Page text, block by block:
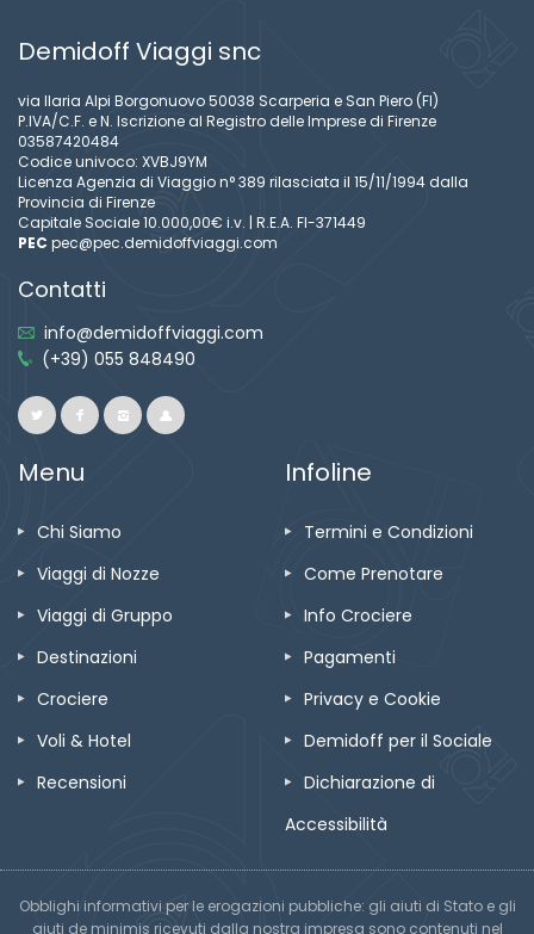
Demidoff Viaggi snc
via Ilaria Alpi Borgonuovo 50038 Scarperia e San Piero (FI)
P.IVA/C.F. e N. Iscrizione al Registro delle Imprese di Firenze
03587420484
Codice univoco: XVBJ9YM
Licenza Agenzia di Viaggio n° 389 rilasciata il 15/11/1994 dalla
Provincia di Firenze
Capitale Sociale 10.000,00€ i.v. | R.E.A. FI-371449
PEC pec@pec.demidoffviaggi.com
Contatti
info@demidoffviaggi.com
(+39) 055 848490
Menu
Chi Siamo
Viaggi di Nozze
Viaggi di Gruppo
Destinazioni
Crociere
Voli & Hotel
Recensioni
Infoline
Termini e Condizioni
Come Prenotare
Info Crociere
Pagamenti
Privacy e Cookie
Demidoff per il Sociale
Dichiarazione di
Accessibilità
Obblighi informativi per le erogazioni pubbliche: gli aiuti di Stato e gli
aiuti de minimis ricevuti dalla nostra impresa sono contenuti nel